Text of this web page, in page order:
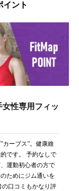
イント
性専用フィッ
カーブス”。健康維
です。 予約なしで
運動初心者の方で
ためにジム通いを
口コミもかなり評